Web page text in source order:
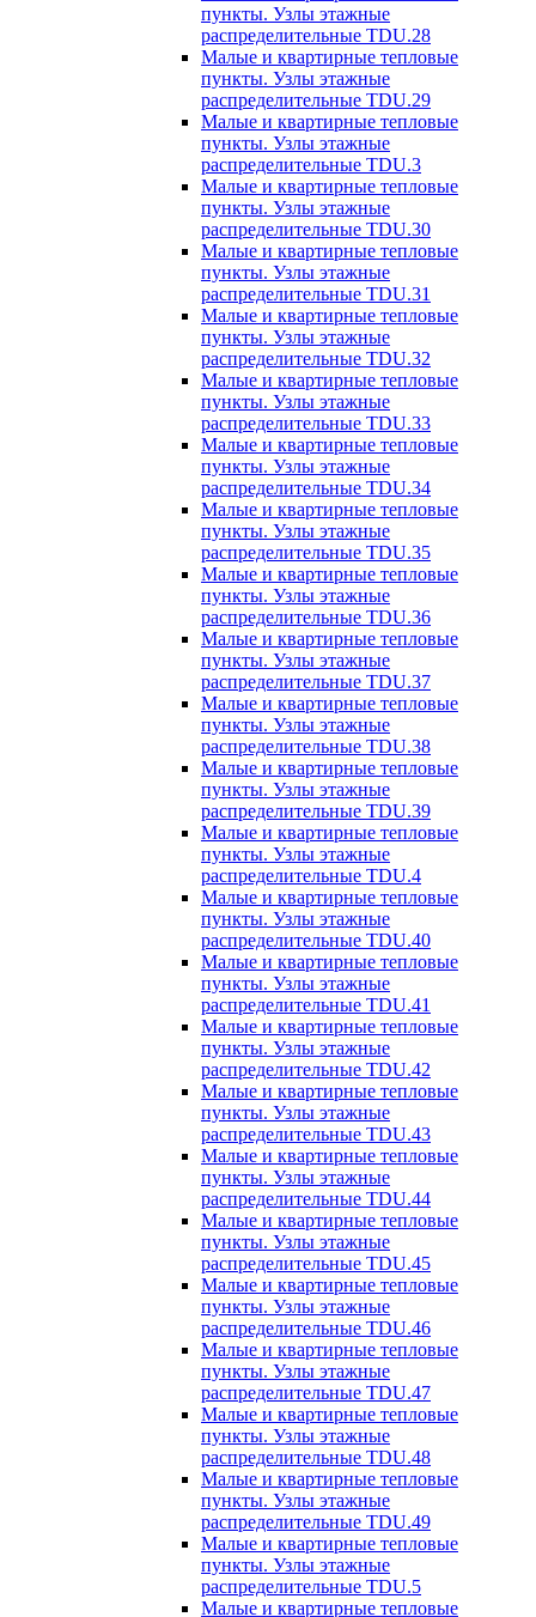
пункты. Узлы этажные
распределительные TDU.28
Малые и квартирные тепловые
пункты. Узлы этажные
распределительные TDU.29
Малые и квартирные тепловые
пункты. Узлы этажные
распределительные TDU.3
Малые и квартирные тепловые
пункты. Узлы этажные
распределительные TDU.30
Малые и квартирные тепловые
пункты. Узлы этажные
распределительные TDU.31
Малые и квартирные тепловые
пункты. Узлы этажные
распределительные TDU.32
Малые и квартирные тепловые
пункты. Узлы этажные
распределительные TDU.33
Малые и квартирные тепловые
пункты. Узлы этажные
распределительные TDU.34
Малые и квартирные тепловые
пункты. Узлы этажные
распределительные TDU.35
Малые и квартирные тепловые
пункты. Узлы этажные
распределительные TDU.36
Малые и квартирные тепловые
пункты. Узлы этажные
распределительные TDU.37
Малые и квартирные тепловые
пункты. Узлы этажные
распределительные TDU.38
Малые и квартирные тепловые
пункты. Узлы этажные
распределительные TDU.39
Малые и квартирные тепловые
пункты. Узлы этажные
распределительные TDU.4
Малые и квартирные тепловые
пункты. Узлы этажные
распределительные TDU.40
Малые и квартирные тепловые
пункты. Узлы этажные
распределительные TDU.41
Малые и квартирные тепловые
пункты. Узлы этажные
распределительные TDU.42
Малые и квартирные тепловые
пункты. Узлы этажные
распределительные TDU.43
Малые и квартирные тепловые
пункты. Узлы этажные
распределительные TDU.44
Малые и квартирные тепловые
пункты. Узлы этажные
распределительные TDU.45
Малые и квартирные тепловые
пункты. Узлы этажные
распределительные TDU.46
Малые и квартирные тепловые
пункты. Узлы этажные
распределительные TDU.47
Малые и квартирные тепловые
пункты. Узлы этажные
распределительные TDU.48
Малые и квартирные тепловые
пункты. Узлы этажные
распределительные TDU.49
Малые и квартирные тепловые
пункты. Узлы этажные
распределительные TDU.5
Малые и квартирные тепловые